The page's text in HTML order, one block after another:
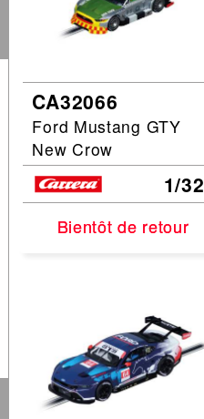
CA32066
Ford Mustang GTY
New Crow
1/32
Bientôt de retour
Bientôt de retour